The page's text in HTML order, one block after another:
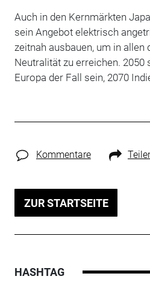
Auch in den Kernmärkten
sein Angebot elektrisch
zeitnah ausbauen, um in allen
Neutralität zu erreichen. 2050
Europa der Fall sein, 2070
Kommentare
ZUR STARTSEITE
HASHTAG